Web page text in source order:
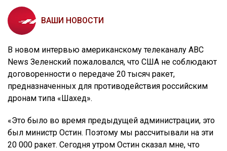
ВАШИ НОВОСТИ
В новом интервью американскому телеканалу ABC
News Зеленский пожаловался, что США не соблюдают
договоренности о передаче 20 тысяч ракет,
предназначенных для противодействия российским
дронам типа «Шахед».
«Это было во время предыдущей администрации, это
был министр Остин. Поэтому мы рассчитывали на эти
20 000 ракет. Сегодня утром Остин сказал мне, что